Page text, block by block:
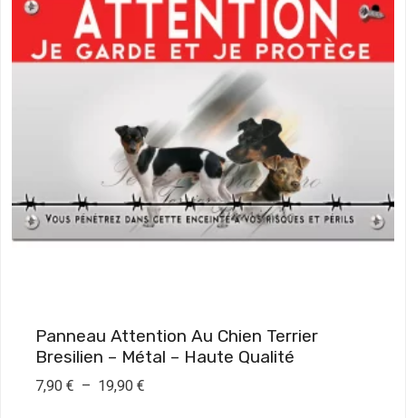
Panneau Attention Au Chien Terrier
Bresilien – Métal – Haute Qualité
7,90 € – 19,90 €P